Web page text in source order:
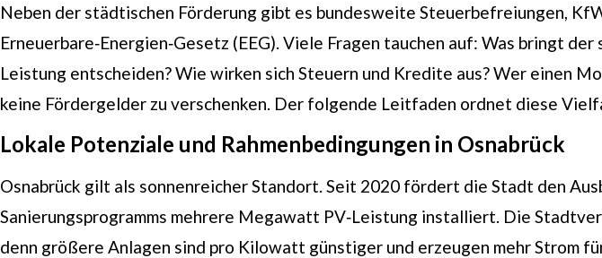
Neben der städtischen Förderung gibt es bundesweite Steuerbefreiungen,
Erneuerbare‑Energien‑Gesetz (EEG). Viele Fragen tauchen auf: Was bringt
Leistung entscheiden? Wie wirken sich Steuern und Kredite aus? Wer einen
keine Fördergelder zu verschenken. Der folgende Leitfaden ordnet diese
Lokale Potenziale und Rahmenbedingungen in Osnabrück
Osnabrück gilt als sonnenreicher Standort. Seit 2020 fördert die Stadt den
Sanierungsprogramms mehrere Megawatt PV‑Leistung installiert. Die
denn größere Anlagen sind pro Kilowatt günstiger und erzeugen mehr Strom